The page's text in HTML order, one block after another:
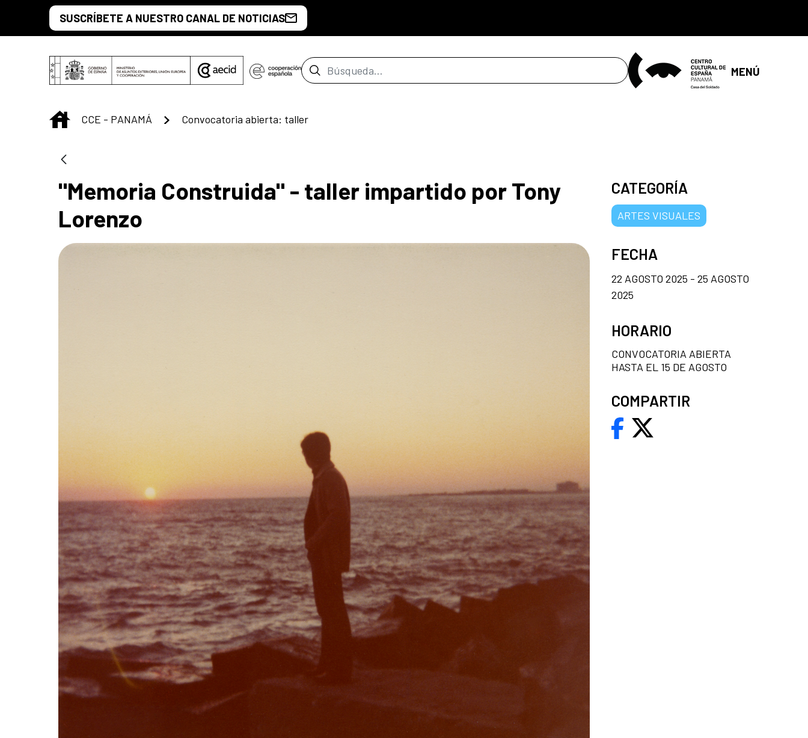
Saltar al contenido principal
SUSCRÍBETE A NUESTRO CANAL DE NOTICIAS
Barra de búsqueda MENÚ
INICIO
CCE - PANAMÁ Convocatoria abierta: taller
"Memoria Construida" - taller impartido por Tony
Lorenzo
CATEGORÍA
ARTES VISUALES
FECHA
22 AGOSTO 2025 - 25 AGOSTO
2025
HORARIO
CONVOCATORIA ABIERTA
HASTA EL 15 DE AGOSTO
COMPARTIR